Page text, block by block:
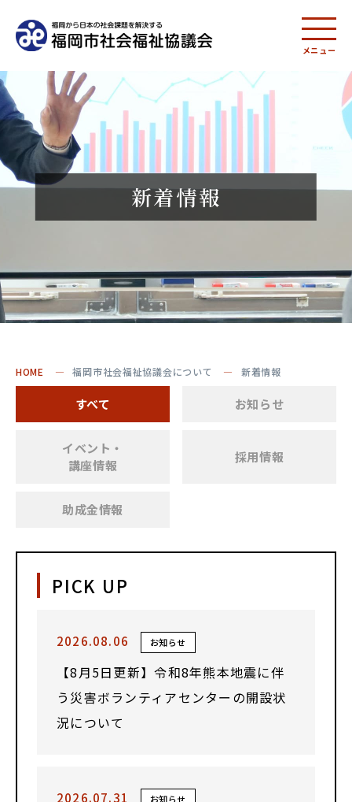
メニュー
新着情報
HOME 福岡市社会福祉協議会について 新着情報
すべて お知らせ
イベント・
講座情報
採用情報
助成金情報
PICK UP
2026.08.06 お知らせ
【8月5日更新】令和8年熊本地震に伴
う災害ボランティアセンターの開設状
況について
2026.07.31 お知らせ